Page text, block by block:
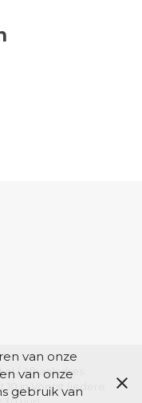
/ Afhaaladres:
in Voorst (iedere
van onze
van onze
gebruik van